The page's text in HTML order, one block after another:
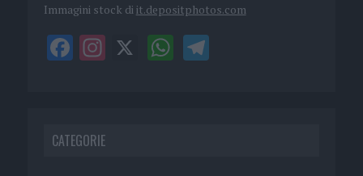
Immagini stock di it.depositphotos.com
CATEGORIE